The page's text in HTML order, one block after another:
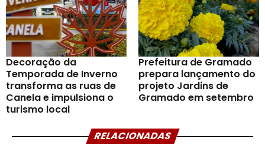
Decoração da
Temporada de Inverno
transforma as ruas de
Canela e impulsiona o
turismo local
Prefeitura de Gramado
prepara lançamento do
projeto Jardins de
Gramado em setembro
RELACIONADAS